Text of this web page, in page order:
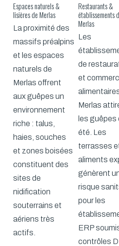
Espaces naturels &
lisières de Merlas
La proximité des
massifs préalpins
et les espaces
naturels de
Merlas offrent
aux guêpes un
environnement
riche : talus,
haies, souches
et zones boisées
constituent des
sites de
nidification
souterrains et
aériens très
actifs.
Restaurants &
établissements
Merlas
Les
de
et
Merlas
les guêpes
été. Les
terrasses
aliments
génèrent
risque
pour les
ERP
contrôles